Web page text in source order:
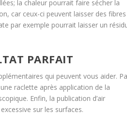
la chaleur pourrait faire sécher la
car ceux-ci peuvent laisser des fibres
par exemple pourrait laisser un
PARFAIT
qui peuvent vous aider.
raclette après application de la
Enfin, la publication d’air
sur les surfaces.